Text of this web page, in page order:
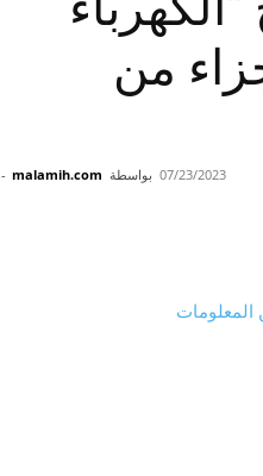
لفصل التيار في 6 أجزاء من
بواسطة malamih.com
- 07/23/2023